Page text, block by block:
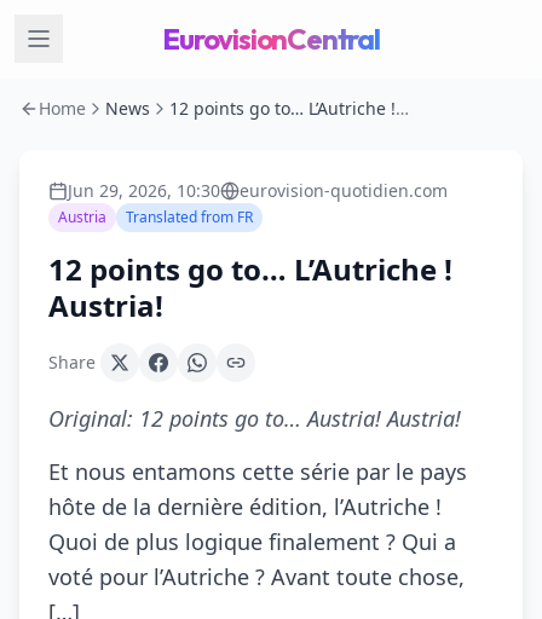
EurovisionCentral
Home News 12 points go to… L’Autriche ! Austria!
Jun 29, 2026, 10:30 eurovision-quotidien.com
Austria Translated from FR
12 points go to… L’Autriche !
Austria!
Share
Original: 12 points go to… Austria! Austria!
Et nous entamons cette série par le pays
hôte de la dernière édition, l’Autriche !
Quoi de plus logique finalement ? Qui a
voté pour l’Autriche ? Avant toute chose,
[…]